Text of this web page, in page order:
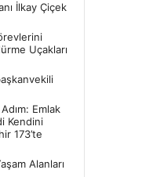
İlkay Çiçek
Uçakları
Emlak
Kendini
173’te
Alanları